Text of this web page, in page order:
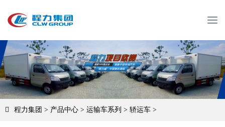
T
g
g
e
n
a
程力集团 > 产品中心 > 运输车系列 > 轿运车 >